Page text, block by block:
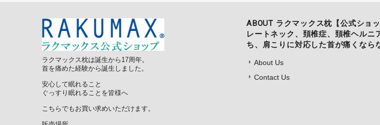
ラクマックス枕は誕生から17周年。
首を痛めた経験から誕生しました。
安心して眠れること
ぐっすり眠れることを皆様へ
こちらでもお買い求めいただけます。
ABOUT ラクマックス枕【公式ショ
レートネック、頚椎症、頚椎ヘルニ
ち、肩こりに対応した首が痛くなら
About Us
Contact Us